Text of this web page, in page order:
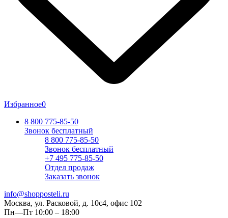
Избранное0
8 800 775-85-50
Звонок бесплатный
8 800 775-85-50
Звонок бесплатный
+7 495 775-85-50
Отдел продаж
Заказать звонок
info@shopposteli.ru
Москва, ул. Расковой, д. 10с4, офис 102
Пн—Пт 10:00 – 18:00